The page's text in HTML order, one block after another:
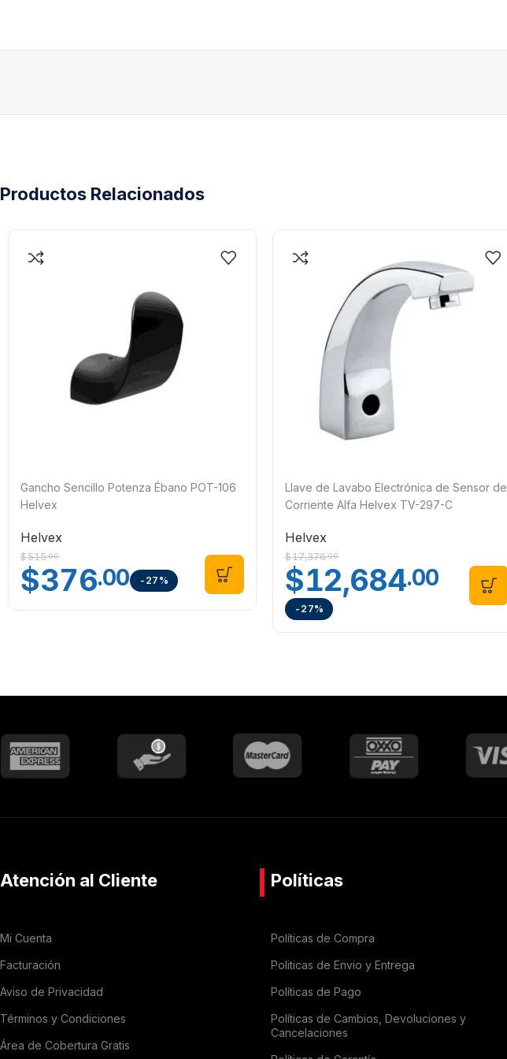
Productos Relacionados
Gancho Sencillo Potenza Ébano POT-106
Helvex
Helvex
$515.00
$376.00 -27%
Llave de Lavabo Electrónica de Sensor de
Corriente Alfa Helvex TV-297-C
Helvex
$17,376.00
$12,684.00
-27%
Atención al Cliente
Mi Cuenta
Facturación
Aviso de Privacidad
Términos y Condiciones
Área de Cobertura Gratis
Políticas
Políticas de Compra
Politicas de Envio y Entrega
Políticas de Pago
Políticas de Cambios, Devoluciones y
Cancelaciones